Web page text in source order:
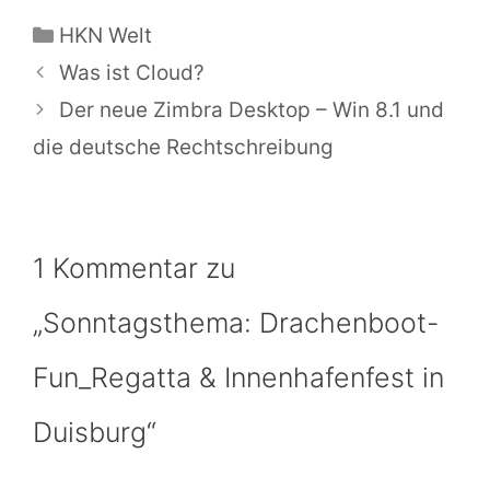
Kategorien
HKN Welt
Was ist Cloud?
Der neue Zimbra Desktop – Win 8.1 und
die deutsche Rechtschreibung
1 Kommentar zu
„Sonntagsthema: Drachenboot-
Fun_Regatta & Innenhafenfest in
Duisburg“